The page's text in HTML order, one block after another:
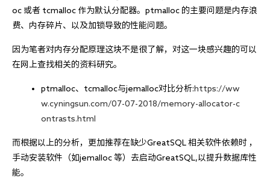
oc 或者 tcmalloc 作为默认分配器。ptmalloc 的主要问题是内存浪
费、内存碎片、以及加锁导致的性能问题。
因为笔者对内存分配原理这块不是很了解，对这一块感兴趣的可以
在网上查找相关的资料研究。
ptmalloc、tcmalloc与jemalloc对比分析:https://ww
w.cyningsun.com/07-07-2018/memory-allocator-c
ontrasts.html
而根据以上的分析，更加推荐在缺少GreatSQL 相关软件依赖时 ，
手动安装软件（如jemalloc 等）去启动GreatSQL,以提升数据库性
能。